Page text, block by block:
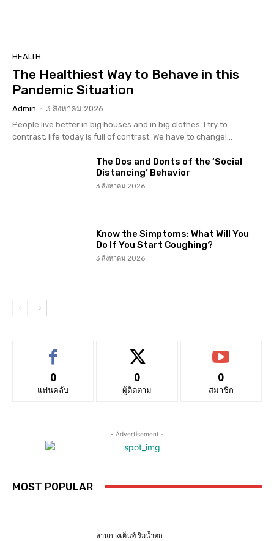
HEALTH
The Healthiest Way to Behave in this
Pandemic Situation
Admin - 3 สิงหาคม 2026
People live better in big houses and in big clothes. I try to
contrast; life today is full of contrast. We have to change!...
The Dos and Donts of the ‘Social
Distancing’ Behavior
3 สิงหาคม 2026
Know the Simptoms: What Will You
Do If You Start Coughing?
3 สิงหาคม 2026
0
แฟนคลับ
0
ผู้ติดตาม
0
สมาชิก
- Advertisement -
MOST POPULAR
ลานกางเต็นท์ ริมน้ำตก